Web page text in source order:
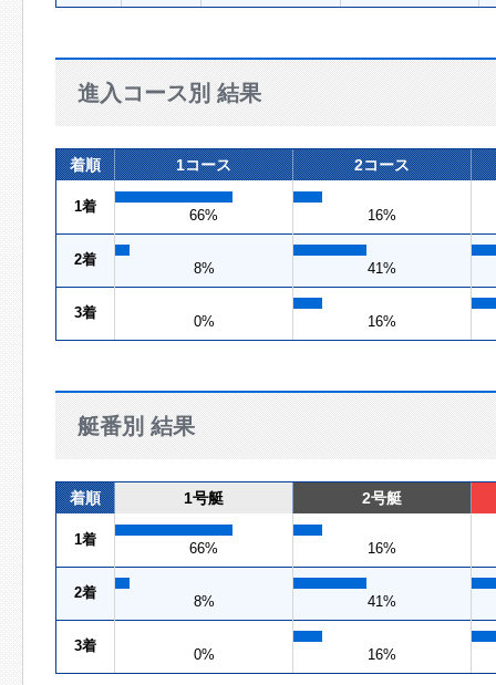
進入コース別 結果
着順 1コース 2コース
1着
66% 16%
2着
8% 41%
3着
0% 16%
艇番別 結果
着順 1号艇 2号艇
1着
66% 16%
2着
8% 41%
3着
0% 16%